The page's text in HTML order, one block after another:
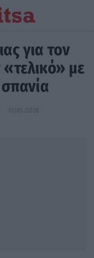
για τον
με
13/05/2026